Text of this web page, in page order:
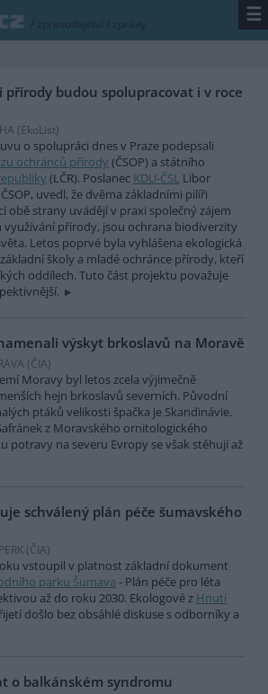
/ zpravodajství / zprávy ☰
přírody budou spolupracovat i v roce
(EkoList)
o spolupráci dnes v Praze podepsali
ochránců přírody (ČSOP) a státního
(LČR). Poslanec KDU-ČSL Libor
uvedl, že dvěma základními pilíři
obě strany uvádějí v praxi společný zájem
přírody, jsou ochrana biodiverzity
Letos poprvé byla vyhlášena ekologická
školy a mladé ochránce přírody, kteří
oddílech. Tuto část projektu považuje
výskyt brkoslavů na Moravě
(ČIA)
Moravy byl letos zcela výjimečně
hejn brkoslavů severních. Původní
ptáků velikosti špačka je Skandinávie.
z Moravského ornitologického
potravy na severu Evropy se však stěhují až
schválený plán péče šumavského
(ČIA)
vstoupil v platnost základní dokument
parku Šumava - Plán péče pro léta
až do roku 2030. Ekologové z Hnutí
došlo bez obsáhlé diskuse s odborníky a
o balkánském syndromu